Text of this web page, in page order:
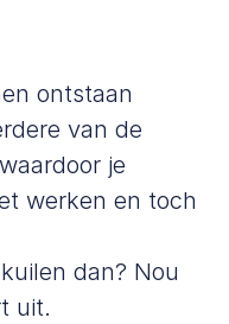
ontstaan
van de
je
werken en toch
dan? Nou
uit.